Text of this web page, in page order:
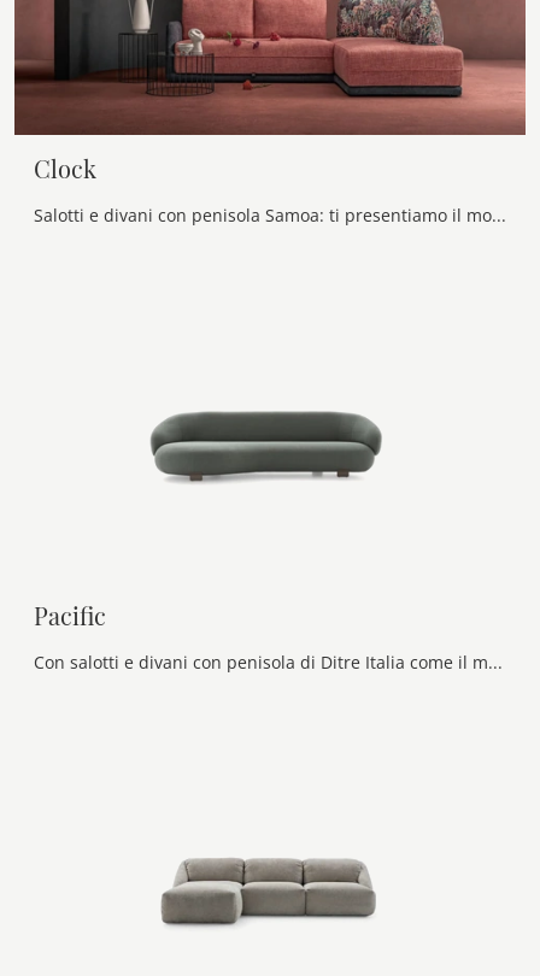
Clock
Salotti e divani con penisola Samoa: ti presentiamo il modello Clock in tessuto per completare la zona giorno.
Pacific
Con salotti e divani con penisola di Ditre Italia come il modello Pacific in tessuto, potrai completare il tuo concept d'arredo.